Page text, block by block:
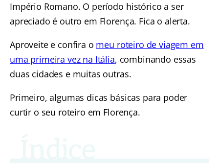
Império Romano. O período histórico a ser
apreciado é outro em Florença. Fica o alerta.
Aproveite e confira o meu roteiro de viagem em
uma primeira vez na Itália, combinando essas
duas cidades e muitas outras.
Primeiro, algumas dicas básicas para poder
curtir o seu roteiro em Florença.